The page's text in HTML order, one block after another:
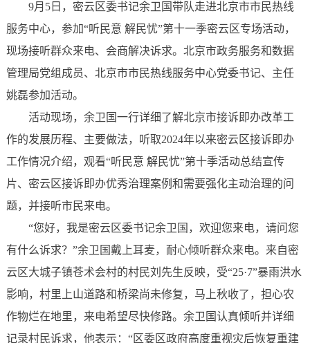
9月5日，密云区委书记余卫国带队走进北京市市民热线
服务中心，参加“听民意 解民忧”第十一季密云区专场活动，
现场接听群众来电、会商解决诉求。北京市政务服务和数据
管理局党组成员、北京市市民热线服务中心党委书记、主任
姚磊参加活动。
活动现场，余卫国一行详细了解北京市接诉即办改革工
作的发展历程、主要做法，听取2024年以来密云区接诉即办
工作情况介绍，观看“听民意 解民忧”第十季活动总结宣传
片、密云区接诉即办优秀治理案例和需要强化主动治理的问
题，并接听市民来电。
“您好，我是密云区委书记余卫国，欢迎您来电，请问您
有什么诉求？”余卫国戴上耳麦，耐心倾听群众来电。来自密
云区大城子镇苍术会村的村民刘先生反映，受“25·7”暴雨洪水
影响，村里上山道路和桥梁尚未修复，马上秋收了，担心农
作物烂在地里，来电希望尽快修路。余卫国认真倾听并详细
记录村民诉求，他表示：“区委区政府高度重视灾后恢复重建